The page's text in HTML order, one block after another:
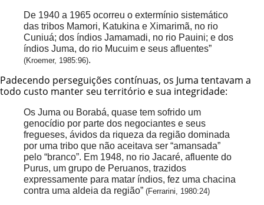
De 1940 a 1965 ocorreu o extermínio sistemático
das tribos Mamori, Katukina e Ximarimã, no rio
Cuniuá; dos índios Jamamadi, no rio Pauini; e dos
índios Juma, do rio Mucuim e seus afluentes”
(Kroemer, 1985:96).
Padecendo perseguições contínuas, os Juma tentavam a
todo custo manter seu território e sua integridade:
Os Juma ou Borabá, quase tem sofrido um
genocídio por parte dos negociantes e seus
fregueses, ávidos da riqueza da região dominada
por uma tribo que não aceitava ser “amansada”
pelo “branco”. Em 1948, no rio Jacaré, afluente do
Purus, um grupo de Peruanos, trazidos
expressamente para matar índios, fez uma chacina
contra uma aldeia da região” (Ferrarini, 1980:24)